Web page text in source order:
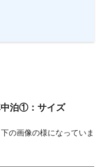
中泊①：サイズ
の画像の様になっていま